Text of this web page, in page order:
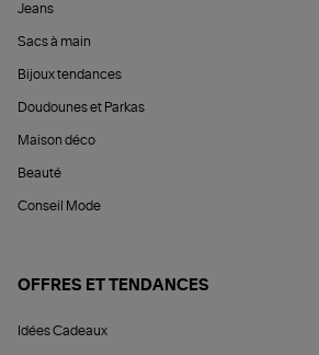
Jeans
Sacs à main
Bijoux tendances
Doudounes et Parkas
Maison déco
Beauté
Conseil Mode
OFFRES ET TENDANCES
Idées Cadeaux